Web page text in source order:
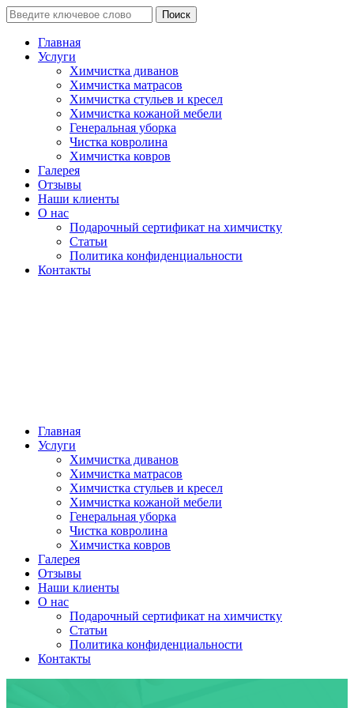
Поиск
Главная
Услуги
Химчистка диванов
Химчистка матрасов
Химчистка стульев и кресел
Химчистка кожаной мебели
Генеральная уборка
Чистка ковролина
Химчистка ковров
Галерея
Отзывы
Наши клиенты
О нас
Подарочный сертификат на химчистку
Статьи
Политика конфиденциальности
Контакты
Главная
Услуги
Химчистка диванов
Химчистка матрасов
Химчистка стульев и кресел
Химчистка кожаной мебели
Генеральная уборка
Чистка ковролина
Химчистка ковров
Галерея
Отзывы
Наши клиенты
О нас
Подарочный сертификат на химчистку
Статьи
Политика конфиденциальности
Контакты